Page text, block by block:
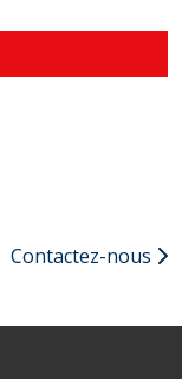
Contactez-nous